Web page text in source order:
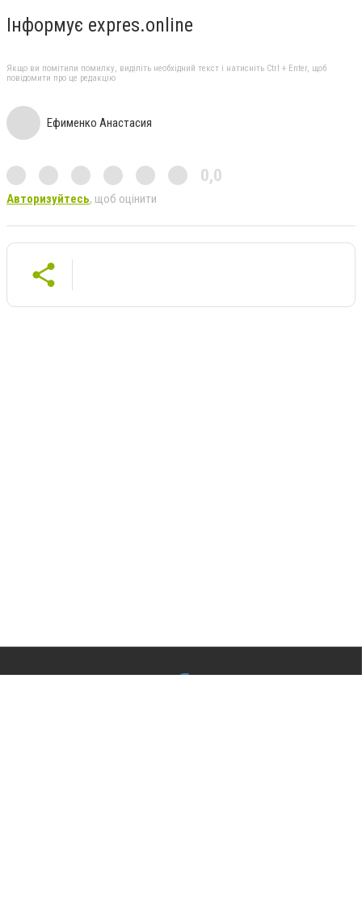
Інформує expres.online
Якщо ви помітили помилку, виділіть необхідний текст і натисніть Ctrl + Enter, щоб
повідомити про це редакцію
Ефименко Анастасия
0,0
Авторизуйтесь, щоб оцінити